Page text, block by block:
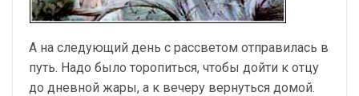
А на следующий день с рассветом отправилась в
путь. Надо было торопиться, чтобы дойти к отцу
до дневной жары, а к вечеру вернуться домой.